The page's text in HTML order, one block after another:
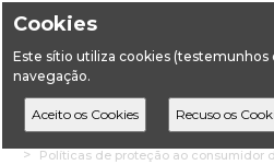
Cookies
Este sítio utiliza cookies (testemunhos
navegação.
HomeÁreas Transversais
Políticas de proteção ao consumidor